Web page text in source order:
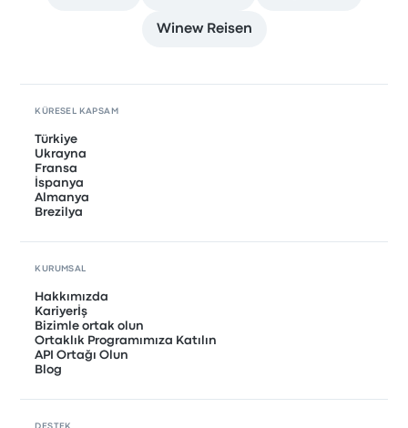
Winew Reisen
KÜRESEL KAPSAM
Türkiye
Ukrayna
Fransa
İspanya
Almanya
Brezilya
KURUMSAL
Hakkımızda
Kariyerİş
Bizimle ortak olun
Ortaklık Programımıza Katılın
API Ortağı Olun
Blog